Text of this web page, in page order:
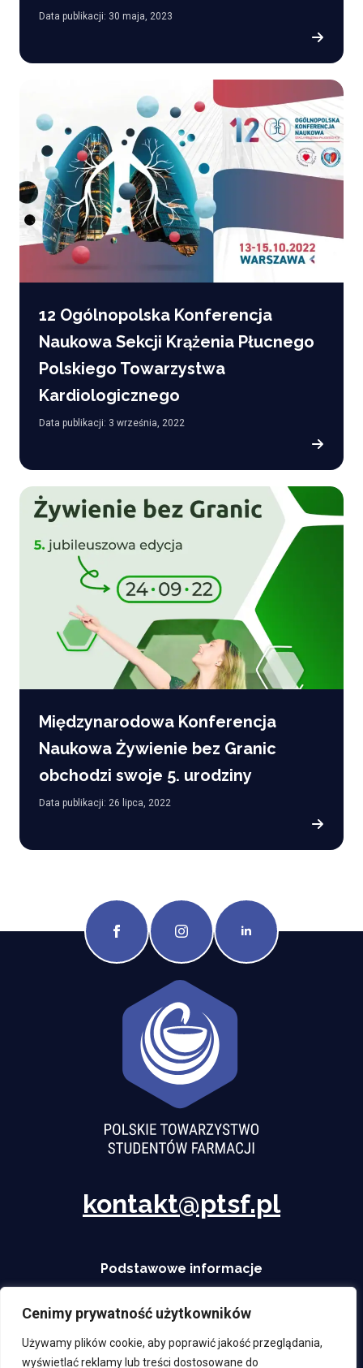
Cenimy prywatność użytkowników
Używamy plików cookie, aby poprawić jakość przeglądania,
wyświetlać reklamy lub treści dostosowane do
Data publikacji: 30 maja, 2023
12 Ogólnopolska Konferencja
Naukowa Sekcji Krążenia Płucnego
Polskiego Towarzystwa
Kardiologicznego
Data publikacji: 3 września, 2022
Międzynarodowa Konferencja
Naukowa Żywienie bez Granic
obchodzi swoje 5. urodziny
Data publikacji: 26 lipca, 2022
kontakt@ptsf.pl
Podstawowe informacje
Polityka prywatności